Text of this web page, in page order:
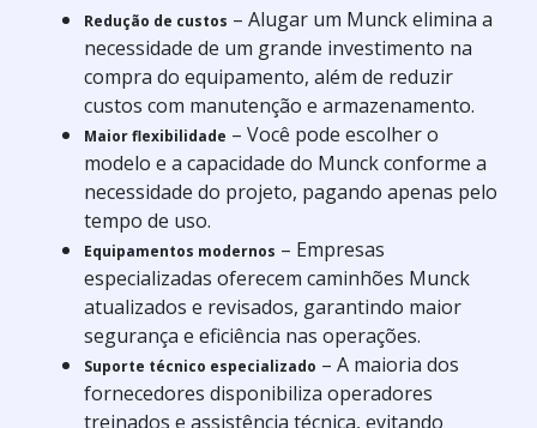
Redução de custos – Alugar um Munck elimina a
necessidade de um grande investimento na
compra do equipamento, além de reduzir
custos com manutenção e armazenamento.
Maior flexibilidade – Você pode escolher o
modelo e a capacidade do Munck conforme a
necessidade do projeto, pagando apenas pelo
tempo de uso.
Equipamentos modernos – Empresas
especializadas oferecem caminhões Munck
atualizados e revisados, garantindo maior
segurança e eficiência nas operações.
Suporte técnico especializado – A maioria dos
fornecedores disponibiliza operadores
treinados e assistência técnica, evitando